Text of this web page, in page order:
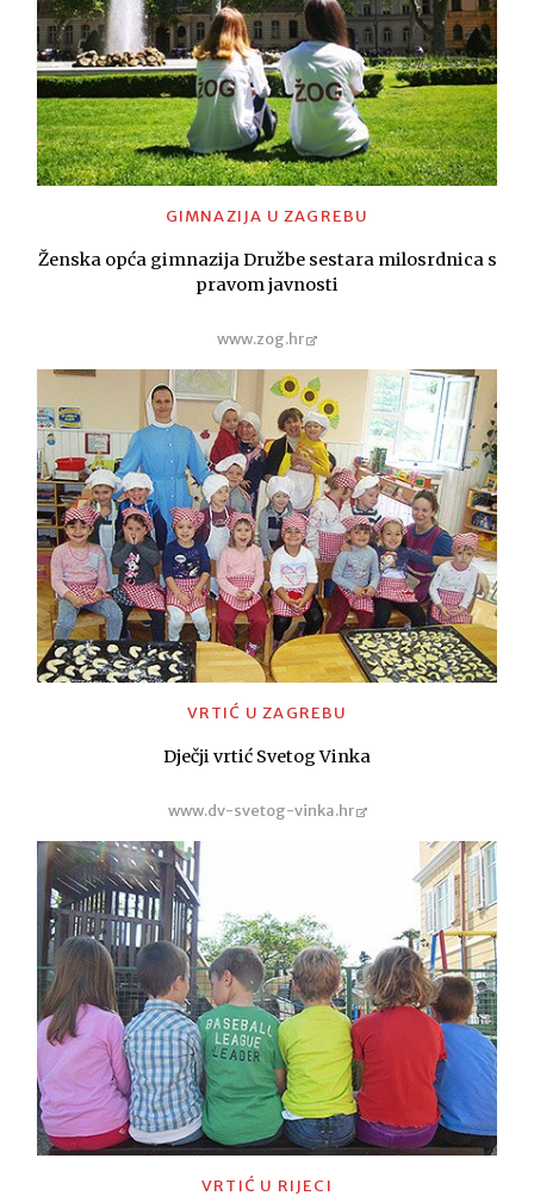
GIMNAZIJA U ZAGREBU
Ženska opća gimnazija Družbe sestara milosrdnica s
pravom javnosti
www.zog.hr
VRTIĆ U ZAGREBU
Dječji vrtić Svetog Vinka
www.dv-svetog-vinka.hr
VRTIĆ U RIJECI